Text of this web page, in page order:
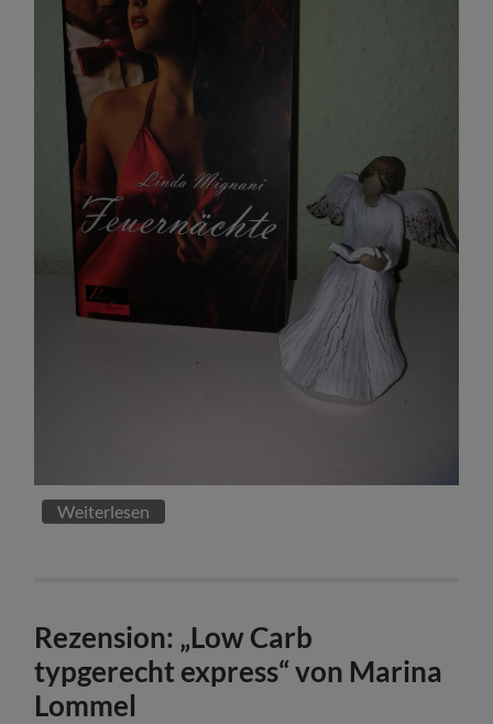
Weiterlesen
Rezension: „Low Carb
typgerecht express“ von Marina
Lommel